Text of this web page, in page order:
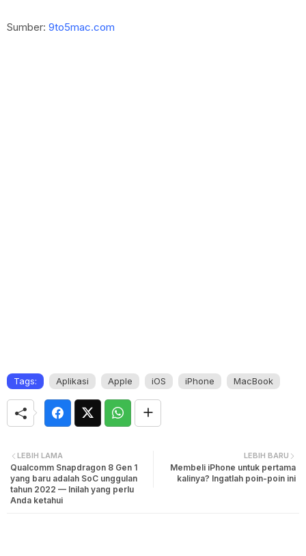
Sumber: 9to5mac.com
Tags: Aplikasi Apple iOS iPhone MacBook
LEBIH BARU
Membeli iPhone untuk pertama
kalinya? Ingatlah poin-poin ini
LEBIH LAMA
Qualcomm Snapdragon 8 Gen 1
yang baru adalah SoC unggulan
tahun 2022 — Inilah yang perlu
Anda ketahui